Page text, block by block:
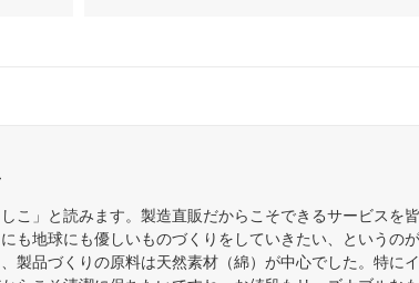
こ」と読みます。製造直販だからこそできるサービスを
も地球にも優しいものづくりをしていきたい、というの
製品づくりの原料は天然素材（綿）が中心でした。特に